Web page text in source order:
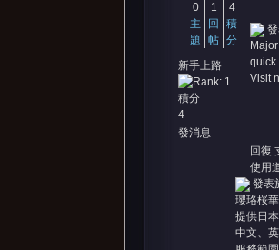
0
主
題
1
回
帖
4
積
分
新手上路
積分
4
發消息
quick
Visit
回復
使用
發表
瓔珞桜
提供日
中文、